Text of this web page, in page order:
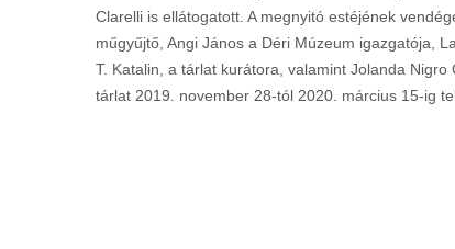
Clarelli is ellátogatott. A megnyitó estéjének
műgyűjtő, Angi János a Déri Múzeum igazgatója,
T. Katalin, a tárlat kurátora, valamint Jolanda
tárlat 2019. november 28-tól 2020. március 15-ig